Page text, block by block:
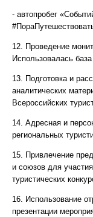
- автопробег
12. Проведение
Использовалась
13. Подготовка и
аналитических
Всероссийских
14. Адресная и
региональных
15. Привлечение
и союзов для
туристических
16. Использование
презентации